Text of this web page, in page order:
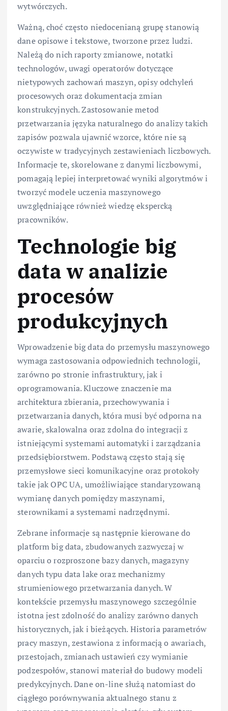
wytwórczych.
Ważną, choć często niedocenianą grupę stanowią
dane opisowe i tekstowe, tworzone przez ludzi.
Należą do nich raporty zmianowe, notatki
technologów, uwagi operatorów dotyczące
nietypowych zachowań maszyn, opisy odchyleń
procesowych oraz dokumentacja zmian
konstrukcyjnych. Zastosowanie metod
przetwarzania języka naturalnego do analizy takich
zapisów pozwala ujawnić wzorce, które nie są
oczywiste w tradycyjnych zestawieniach liczbowych.
Informacje te, skorelowane z danymi liczbowymi,
pomagają lepiej interpretować wyniki algorytmów i
tworzyć modele uczenia maszynowego
uwzględniające również wiedzę ekspercką
pracowników.
Technologie big
data w analizie
procesów
produkcyjnych
Wprowadzenie big data do przemysłu maszynowego
wymaga zastosowania odpowiednich technologii,
zarówno po stronie infrastruktury, jak i
oprogramowania. Kluczowe znaczenie ma
architektura zbierania, przechowywania i
przetwarzania danych, która musi być odporna na
awarie, skalowalna oraz zdolna do integracji z
istniejącymi systemami automatyki i zarządzania
przedsiębiorstwem. Podstawą często stają się
przemysłowe sieci komunikacyjne oraz protokoły
takie jak OPC UA, umożliwiające standaryzowaną
wymianę danych pomiędzy maszynami,
sterownikami a systemami nadrzędnymi.
Zebrane informacje są następnie kierowane do
platform big data, zbudowanych zazwyczaj w
oparciu o rozproszone bazy danych, magazyny
danych typu data lake oraz mechanizmy
strumieniowego przetwarzania danych. W
kontekście przemysłu maszynowego szczególnie
istotna jest zdolność do analizy zarówno danych
historycznych, jak i bieżących. Historia parametrów
pracy maszyn, zestawiona z informacją o awariach,
przestojach, zmianach ustawień czy wymianie
podzespołów, stanowi materiał do budowy modeli
predykcyjnych. Dane on-line służą natomiast do
ciągłego porównywania aktualnego stanu z